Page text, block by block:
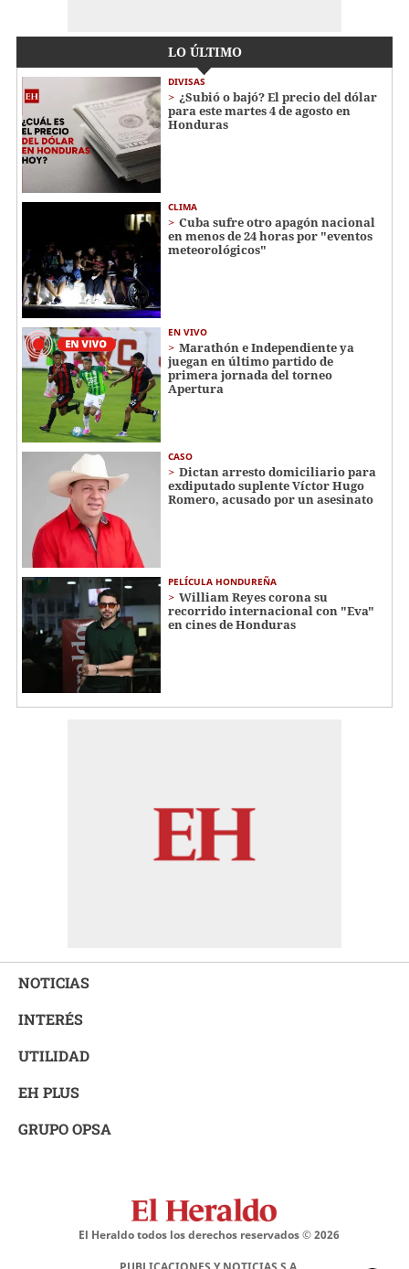
LO ÚLTIMO
DIVISAS
¿Subió o bajó? El precio del dólar
para este martes 4 de agosto en
Honduras
CLIMA
Cuba sufre otro apagón nacional
en menos de 24 horas por "eventos
meteorológicos"
EN VIVO
Marathón e Independiente ya
juegan en último partido de
primera jornada del torneo
Apertura
CASO
Dictan arresto domiciliario para
exdiputado suplente Víctor Hugo
Romero, acusado por un asesinato
PELÍCULA HONDUREÑA
William Reyes corona su
recorrido internacional con "Eva"
en cines de Honduras
NOTICIAS
INTERÉS
UTILIDAD
EH PLUS
GRUPO OPSA
El Heraldo todos los derechos reservados ©2026